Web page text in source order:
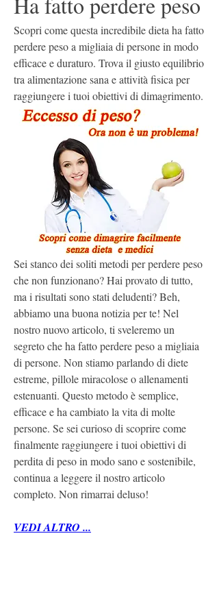
Scopri come questa incredibile dieta ha fatto
perdere peso a migliaia di persone in modo
efficace e duraturo. Trova il giusto equilibrio
tra alimentazione sana e attività fisica per
raggiungere i tuoi obiettivi di dimagrimento.
Sei stanco dei soliti metodi per perdere peso
che non funzionano? Hai provato di tutto,
ma i risultati sono stati deludenti? Beh,
abbiamo una buona notizia per te! Nel
nostro nuovo articolo, ti sveleremo un
segreto che ha fatto perdere peso a migliaia
di persone. Non stiamo parlando di diete
estreme, pillole miracolose o allenamenti
estenuanti. Questo metodo è semplice,
efficace e ha cambiato la vita di molte
persone. Se sei curioso di scoprire come
finalmente raggiungere i tuoi obiettivi di
perdita di peso in modo sano e sostenibile,
continua a leggere il nostro articolo
completo. Non rimarrai deluso!
VEDI ALTRO ...